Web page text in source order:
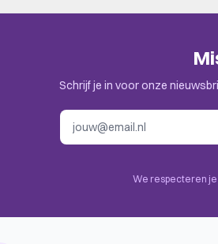
Trees / Tech Tracks, Tile Placement,
End Game Bonuses, Income,
plaatsen. Check de uitnodiging in je
Schrijf je in voor onze
We respecteren je